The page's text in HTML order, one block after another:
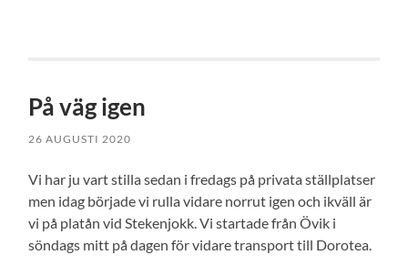
På väg igen
26 AUGUSTI 2020
Vi har ju vart stilla sedan i fredags på privata ställplatser
men idag började vi rulla vidare norrut igen och ikväll är
vi på platån vid Stekenjokk. Vi startade från Övik i
söndags mitt på dagen för vidare transport till Dorotea.